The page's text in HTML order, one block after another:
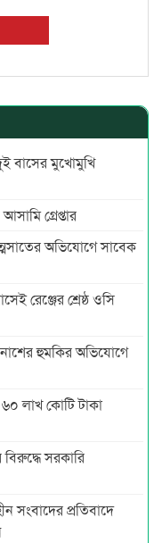
বাসের মুখোমুখি
গ্রেপ্তার
অভিযোগে সাবেক
রেঞ্জের শ্রেষ্ঠ ওসি
হুমকির অভিযোগে
লাখ কোটি টাকা
সরকারি
সংবাদের প্রতিবাদে